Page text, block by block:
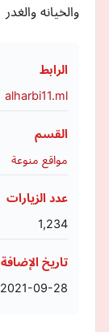
والخيانه والغدر
الرابط
alharbi11.ml
القسم
مواقع منوعة
عدد الزيارات
1,234
تاريخ الإضافة
2021-09-28